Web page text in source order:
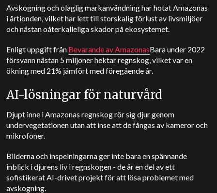
Avskogning och olaglig markanvändning har hotat Amazonas
i årtionden, vilket har lett till storskalig förlust av livsmiljöer
och nästan oåterkalleliga skador på ekosystemet.
Enligt uppgift från Bevarande av AmazonasBara under 2022
försvann nästan 5 miljoner hektar regnskog, vilket var en
ökning med 21% jämfört med föregående år.
AI-lösningar för naturvård
Djupt inne i Amazonas regnskog rör sig djur genom
undervegetationen utan att inse att de fångas av kameror och
mikrofoner.
Bilderna och inspelningarna ger inte bara en spännande
inblick i djurens liv i regnskogen - de är en del av ett
sofistikerat AI-drivet projekt för att lösa problemet med
avskogning.